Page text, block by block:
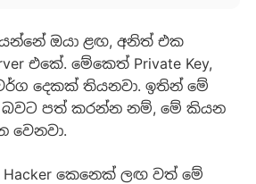
ඔයා ළඟ, අනිත් එක
එකේ. මේකෙත් Private Key,
වර්ග දෙකක් තියනවා. ඉතින් මේ
පත් කරන්න නම්, මේ කියන
වෙනවා.
කෙනෙක් ලඟ වත් මේ